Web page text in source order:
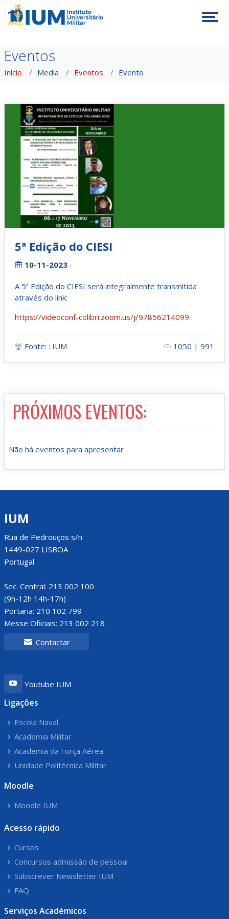
Eventos
Início Media Eventos Evento
5ª Edição do CIESI
10-11-2023
A 5ª Edição do CIESI será integralmente transmitida
através do link:
https://videoconf-colibri.zoom.us/j/97856214099
Fonte: : IUM 1050 | 991
PRÓXIMOS EVENTOS:
Não há eventos para apresentar
IUM
Rua de Pedrouços s/n
1449-027 LISBOA
Portugal
Sec. Central: 213 002 100
(9h-12h 14h-17h)
Portaria: 210 102 799
Messe Oficiais: 213 002 218
Contactar
Youtube IUM
Ligações
Escola Naval
Academia Militar
Academia da Força Aérea
Unidade Politécnica Militar
Moodle
Moodle IUM
Acesso rápido
Cursos
Concursos admissão de pessoal
Subscrever Newsletter IUM
FAQ
Serviços Académicos